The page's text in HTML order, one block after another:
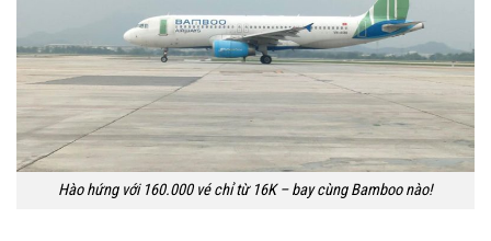
Hào hứng với 160.000 vé chỉ từ 16K – bay cùng Bamboo nào!